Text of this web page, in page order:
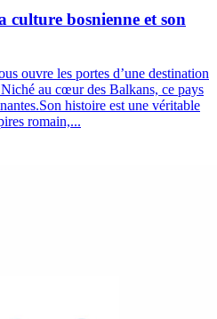
culture bosnienne et son
ouvre les portes d’une destination
au cœur des Balkans, ce pays
histoire est une véritable
romain,...